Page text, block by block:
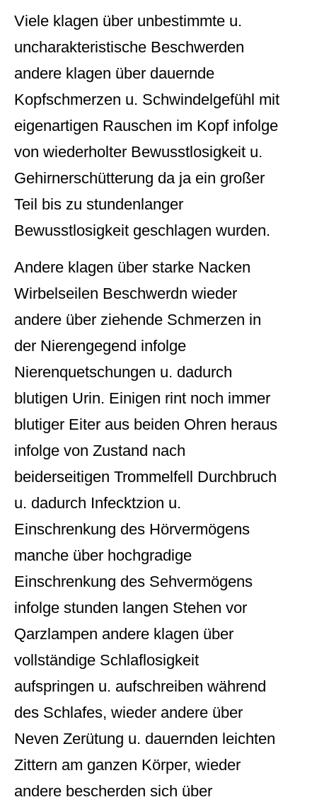
Viele klagen über unbestimmte u.
uncharakteristische Beschwerden
andere klagen über dauernde
Kopfschmerzen u. Schwindelgefühl mit
eigenartigen Rauschen im Kopf infolge
von wiederholter Bewusstlosigkeit u.
Gehirnerschütterung da ja ein großer
Teil bis zu stundenlanger
Bewusstlosigkeit geschlagen wurden.
Andere klagen über starke Nacken
Wirbelseilen Beschwerdn wieder
andere über ziehende Schmerzen in
der Nierengegend infolge
Nierenquetschungen u. dadurch
blutigen Urin. Einigen rint noch immer
blutiger Eiter aus beiden Ohren heraus
infolge von Zustand nach
beiderseitigen Trommelfell Durchbruch
u. dadurch Infecktzion u.
Einschrenkung des Hörvermögens
manche über hochgradige
Einschrenkung des Sehvermögens
infolge stunden langen Stehen vor
Qarzlampen andere klagen über
vollständige Schlaflosigkeit
aufspringen u. aufschreiben während
des Schlafes, wieder andere über
Neven Zerütung u. dauernden leichten
Zittern am ganzen Körper, wieder
andere bescherden sich über